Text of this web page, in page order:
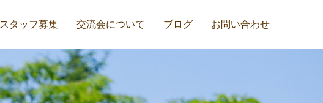
スタッフ募集 交流会について ブログ お問い合わせ